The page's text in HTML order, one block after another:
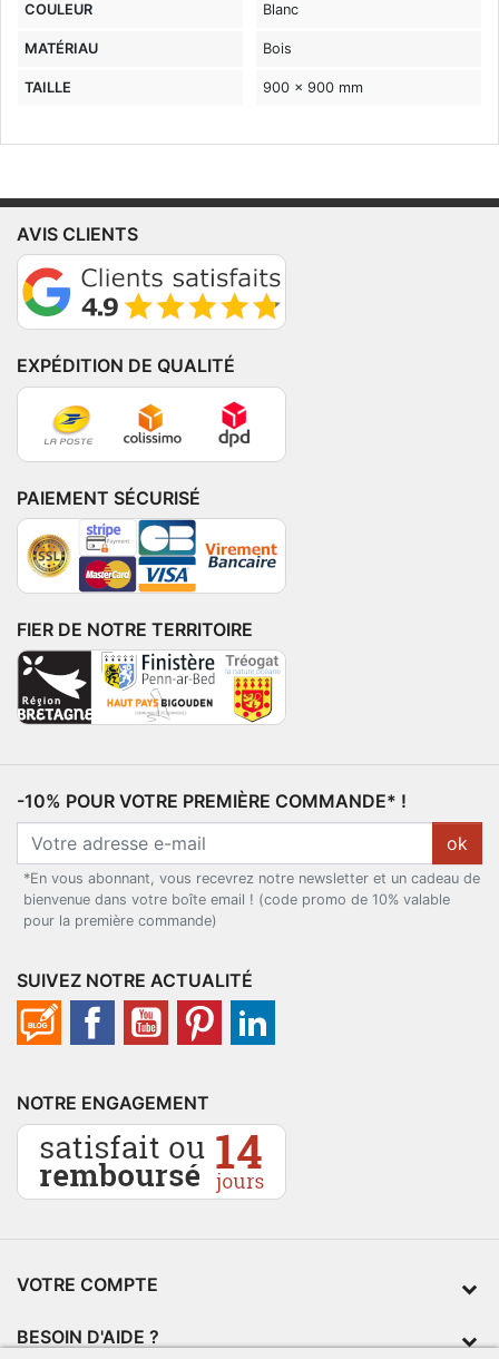
COULEUR Blanc
MATÉRIAU Bois
TAILLE 900 x 900 mm
AVIS CLIENTS
EXPÉDITION DE QUALITÉ
PAIEMENT SÉCURISÉ
FIER DE NOTRE TERRITOIRE
-10% POUR VOTRE PREMIÈRE COMMANDE* !
ok
*En vous abonnant, vous recevrez notre newsletter et un cadeau de
bienvenue dans votre boîte email ! (code promo de 10% valable
pour la première commande)
SUIVEZ NOTRE ACTUALITÉ
NOTRE ENGAGEMENT
VOTRE COMPTE
BESOIN D'AIDE ?